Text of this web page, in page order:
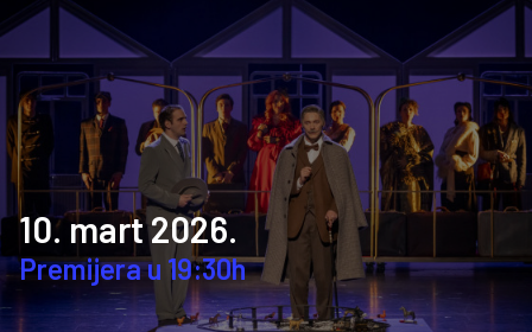
10. mart 2026.
Premijera u 19:30h